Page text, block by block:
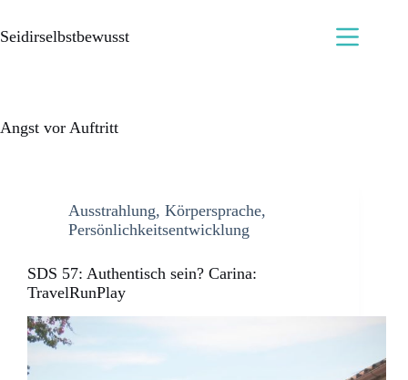
Seidirselbstbewusst
Angst vor Auftritt
Ausstrahlung, Körpersprache,
Persönlichkeitsentwicklung
SDS 57: Authentisch sein? Carina:
TravelRunPlay